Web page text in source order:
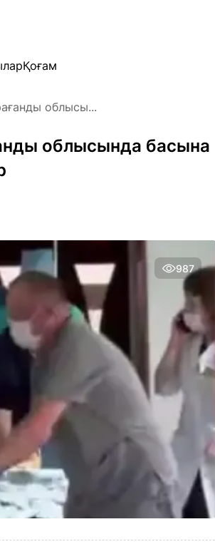
Қоғам
облысы...
облысында басына
987